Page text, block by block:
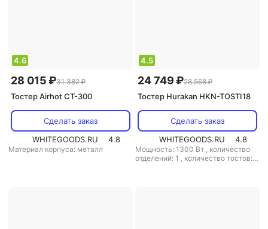
4.6
28 015 ₽31 382 ₽
Тостер Airhot CT-300
Сделать заказ
WHITEGOODS.RU
4.8
Материал корпуса: металл
4.5
24 749 ₽28 568 ₽
Тостер Hurakan HKN-TOSTI18
Сделать заказ
WHITEGOODS.RU
4.8
Мощность: 1300 Вт , количество
отделений: 1 , количество тостов: 6